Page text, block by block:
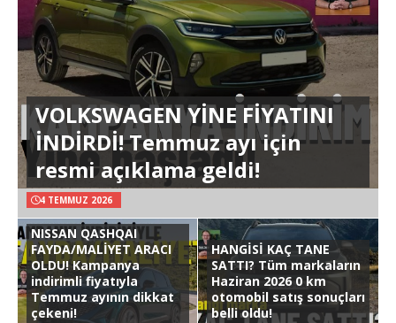
VOLKSWAGEN YİNE FİYATINI
İNDİRDİ! Temmuz ayı için
resmi açıklama geldi!
4 TEMMUZ 2026
NISSAN QASHQAI
FAYDA/MALİYET ARACI
OLDU! Kampanya
indirimli fiyatıyla
Temmuz ayının dikkat
çekeni!
HANGİSİ KAÇ TANE
SATTI? Tüm markaların
Haziran 2026 0 km
otomobil satış sonuçları
belli oldu!